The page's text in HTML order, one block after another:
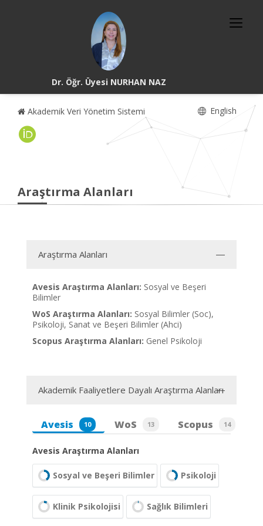
Dr. Öğr. Üyesi NURHAN NAZ
Akademik Veri Yönetim Sistemi English
Araştırma Alanları
Araştırma Alanları
Avesis Araştırma Alanları: Sosyal ve Beşeri
Bilimler
WoS Araştırma Alanları: Sosyal Bilimler (Soc),
Psikoloji, Sanat ve Beşeri Bilimler (Ahci)
Scopus Araştırma Alanları: Genel Psikoloji
Akademik Faaliyetlere Dayalı Araştırma Alanları
Avesis 10 WoS 13 Scopus 14
Avesis Araştırma Alanları
Sosyal ve Beşeri Bilimler Psikoloji
Klinik Psikolojisi Sağlık Bilimleri